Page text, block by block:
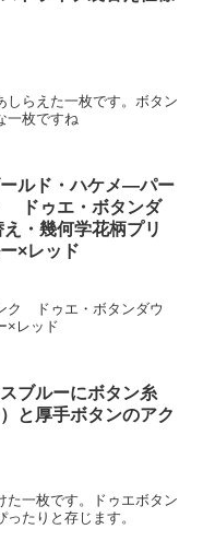
しらえた一枚です。ボタン
一枚ですね
ールド・ハケメ―パー
ドゥエ・ボタンダ
・幾何学花柄プリ
×レッド
ク ドゥエ・ボタンダウ
×レッド
ブルーにボタン糸
）と厚手ボタンのアク
た一枚です。ドゥエボタン
たりと存じます。